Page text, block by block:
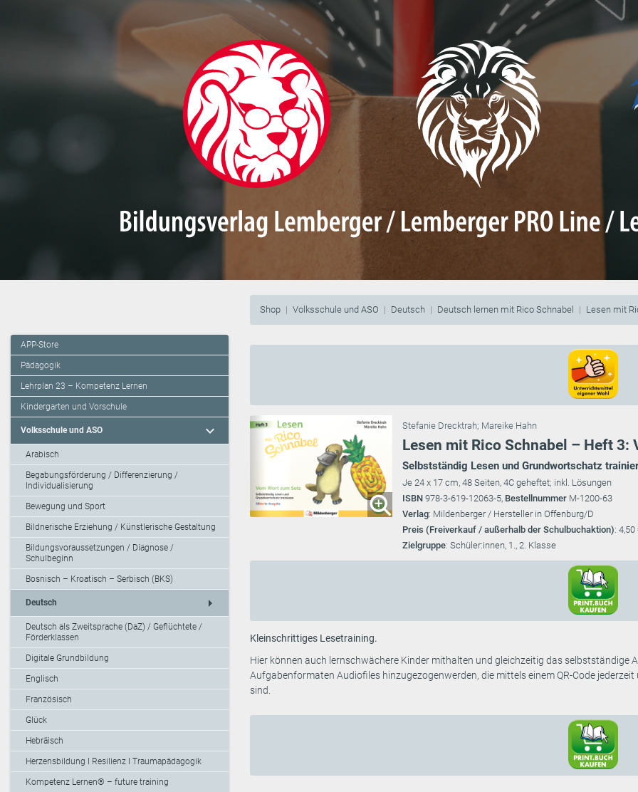
Shop Volksschule und ASO Deutsch Deutsch lernen mit Rico Schnabel Lesen mit
APP-Store
Pädagogik
Lehrplan 23 – Kompetenz Lernen
Kindergarten und Vorschule
Volksschule und ASO expand_more
Arabisch
Begabungsförderung / Differenzierung /
Individualisierung
Bewegung und Sport
Bildnerische Erziehung / Künstlerische Gestaltung
Bildungsvoraussetzungen / Diagnose /
Schulbeginn
Bosnisch – Kroatisch – Serbisch (BKS)
Deutsch arrow_right
Deutsch als Zweitsprache (DaZ) / Geflüchtete /
Förderklassen
Digitale Grundbildung
Englisch
Französisch
Glück
Hebräisch
Herzensbildung I Resilienz I Traumapädagogik
Kompetenz Lernen® – future training
Stefanie Drecktrah; Mareike Hahn
Lesen mit Rico Schnabel – Heft
Selbstständig Lesen und Grundwortschatz
Je 24 x 17 cm, 48 Seiten, 4C geheftet; inkl. Lösungen
ISBN 978-3-619-12063-5, Bestellnummer M-1200-63
Verlag: Mildenberger / Hersteller in Offenburg/D
Preis (Freiverkauf / außerhalb der Schulbuchaktion): 4,50
Zielgruppe: Schüler:innen, 1., 2. Klasse
Kleinschrittiges Lesetraining.
Hier können auch lernschwächere Kinder mithalten und gleichzeitig das selbstständige
Aufgabenformaten Audiofiles hinzugezogenwerden, die mittels einem QR-Code
sind.